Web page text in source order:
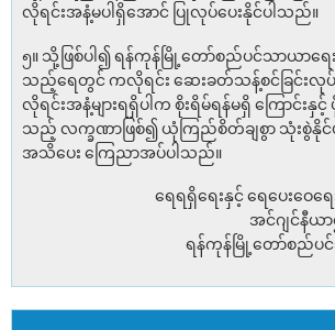
လိုရင်းအနံ့မပါရှိအောင် ပြုလုပ်ပေးနိုင်ပါသည်။
၅။ သို့ဖြစ်ပါ၍ ရန်ကုန်မြို့တော်စည်ပင်သာယာရေ
သည့်ရေတွင် ကလိုရင်း ဆေးခတ်သန့်စင်ခြင်းလုပ်
လိုရင်းအနံ့များရရှိပါက စိုးရိမ်ရန်မရှိ ကြောင်း
သည့် လက္ခဏာဖြစ်၍ ယုံကြည်စိတ်ချစွာ သုံးစွဲနိုင်
အသိပေး ကြေညာအပ်ပါသည်။
ရေရရှိရေးနှင့် ရေပေးဝေ
အင်ဂျင်နီယာ
ရန်ကုန်မြို့တော်စည်ပ